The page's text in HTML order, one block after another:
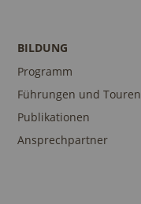
BILDUNG
Programm
Führungen und Touren
Publikationen
Ansprechpartner